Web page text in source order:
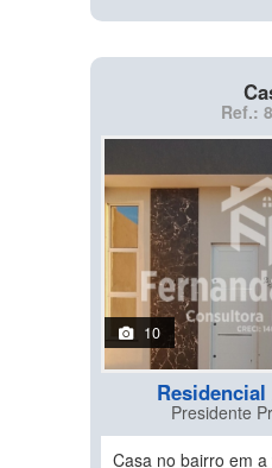
Ref.:
10
Presidente
Casa no bairro em